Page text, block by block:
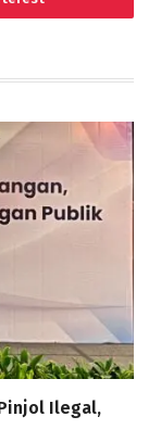
Ilegal,